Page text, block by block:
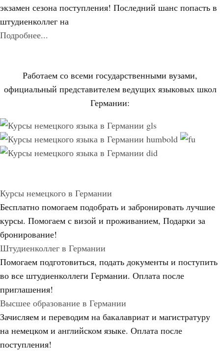
экзамен сезона поступления! Последний шанс попасть в
штудиенколлег на
Подробнее...
Работаем со всеми государственными вузами,
официальный представителем ведущих языковых школ
Германии:
Курсы немецкого в Германии
Бесплатно помогаем подобрать и забронировать лучшие
курсы. Помогаем с визой и проживанием, Подарки за
бронирование!
Штудиенколлег в Германии
Помогаем подготовиться, подать документы и поступить
во все штудиенколлеги Германии. Оплата после
приглашения!
Высшее образование в Германии
Зачисляем и переводим на бакалавриат и магистратуру
на немецком и английском языке. Оплата после
поступления!